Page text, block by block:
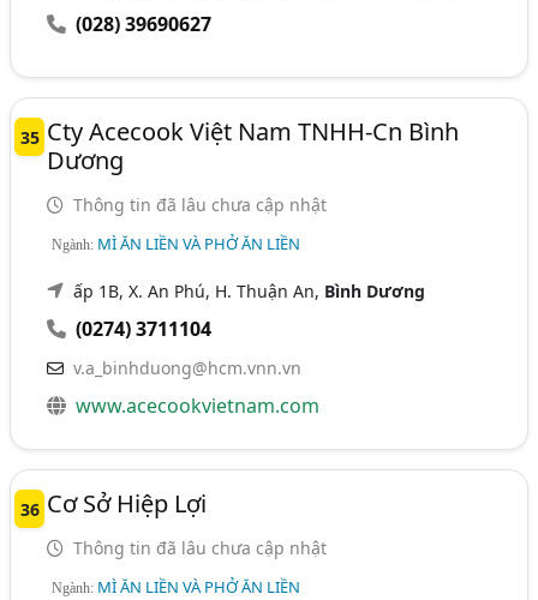
(028) 39690627
35 Cty Acecook Việt Nam TNHH-Cn Bình
Dương
Thông tin đã lâu chưa cập nhật
Ngành: MÌ ĂN LIỀN VÀ PHỞ ĂN LIỀN
ấp 1B, X. An Phú, H. Thuận An, Bình Dương
(0274) 3711104
v.a_binhduong@hcm.vnn.vn
www.acecookvietnam.com
36 Cơ Sở Hiệp Lợi
Thông tin đã lâu chưa cập nhật
Ngành: MÌ ĂN LIỀN VÀ PHỞ ĂN LIỀN